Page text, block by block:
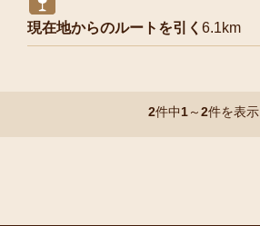
現在地からのルートを引く 6.1km
2件中1～2件を表示